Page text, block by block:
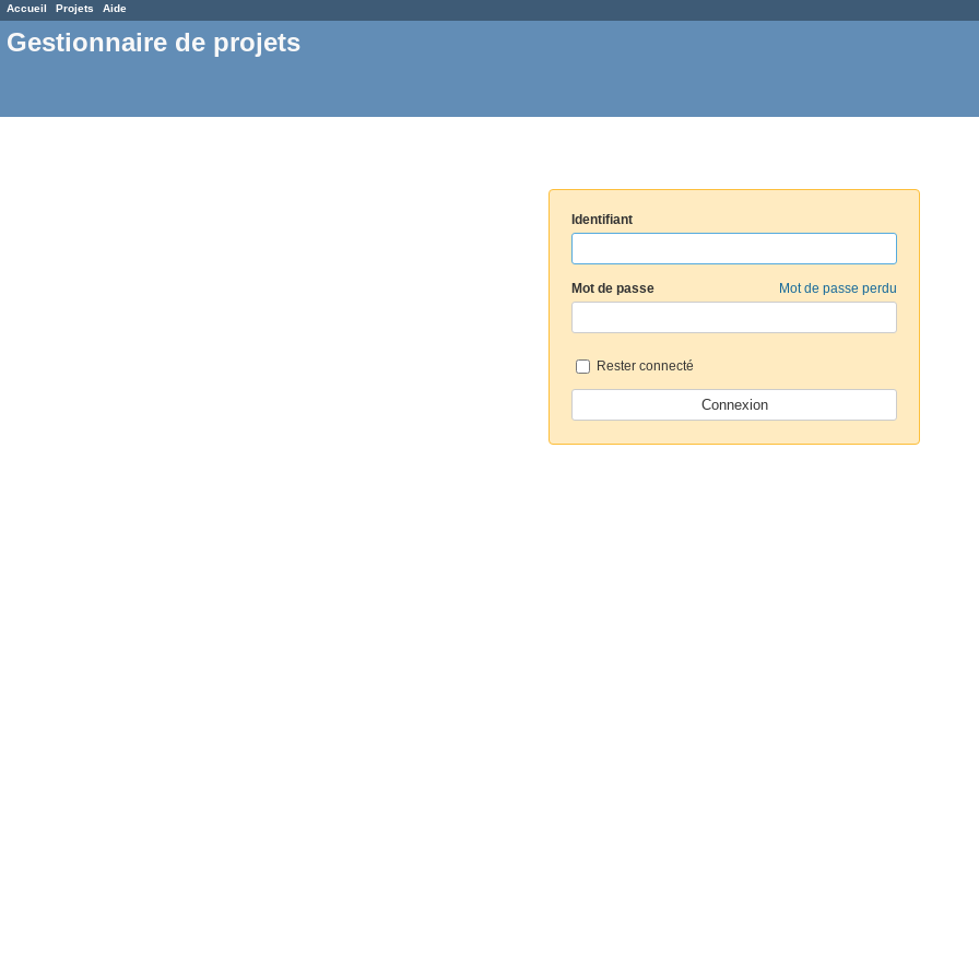
Accueil Projets Aide
Gestionnaire de projets
Identifiant
Mot de passe Mot de passe perdu
Rester connecté